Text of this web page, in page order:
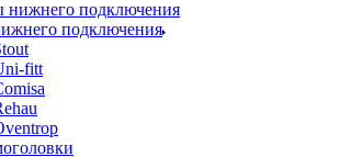
подключения
fitt